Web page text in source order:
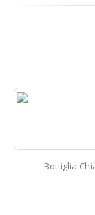
Bottiglia